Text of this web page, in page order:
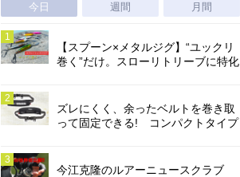
今日 週間 月間
【スプーン×メタルジグ】“ユックリ
巻く”だけ。スローリトリーブに特化
ズレにくく、余ったベルトを巻き取
って固定できる! コンパクトタイプ
今江克隆のルアーニュースクラブ